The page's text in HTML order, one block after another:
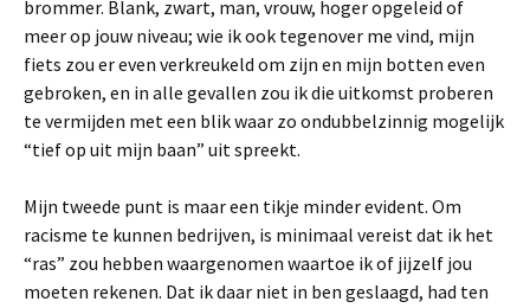
brommer. Blank, zwart, man, vrouw, hoger opgeleid of
meer op jouw niveau; wie ik ook tegenover me vind, mijn
fiets zou er even verkreukeld om zijn en mijn botten even
gebroken, en in alle gevallen zou ik die uitkomst proberen
te vermijden met een blik waar zo ondubbelzinnig mogelijk
“tief op uit mijn baan” uit spreekt.
Mijn tweede punt is maar een tikje minder evident. Om
racisme te kunnen bedrijven, is minimaal vereist dat ik het
“ras” zou hebben waargenomen waartoe ik of jijzelf jou
moeten rekenen. Dat ik daar niet in ben geslaagd, had ten